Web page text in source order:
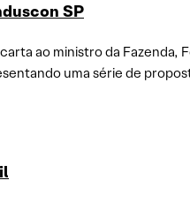
SP
ao ministro da Fazenda,
uma série de